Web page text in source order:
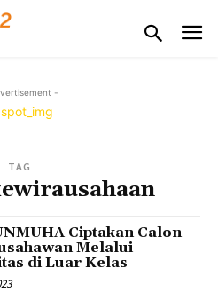
-
TAG
Ciptakan Calon
Melalui
di Luar Kelas